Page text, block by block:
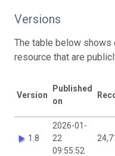
Versions
The table below
resource that are
Version
Published
on
1.8
2026-01-
22
09:55:52